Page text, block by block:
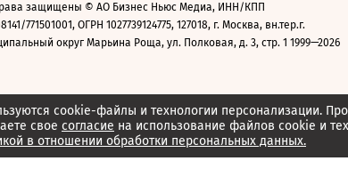
cookie-файлы и технологии персонализации.
свое согласие на использование файлов cookie и
в отношении обработки персональных данных.
защищены © АО Бизнес Ньюс Медиа, ИНН/КПП
771501001, ОГРН 1027739124775, 127018, г. Москва, вн.тер.г.
округ Марьина Роща, ул. Полковая, д. 3, стр. 1 1999—2026